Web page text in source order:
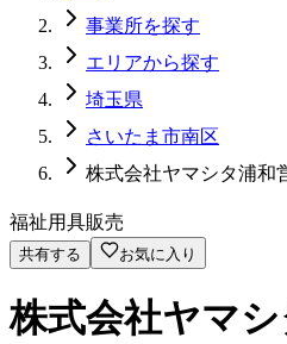
事業所を探す
エリアから探す
埼玉県
さいたま市南区
株式会社ヤマシタ浦和
福祉用具販売
共有する お気に入り
株式会社ヤマ